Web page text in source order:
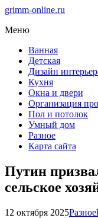
grimm-online.ru
Меню
Ванная
Детская
Дизайн
Кухня
Окна и двери
Организация
Пол и потолок
Умный дом
Разное
Карта сайта
Путин
сельское
12 октября 2025Разное